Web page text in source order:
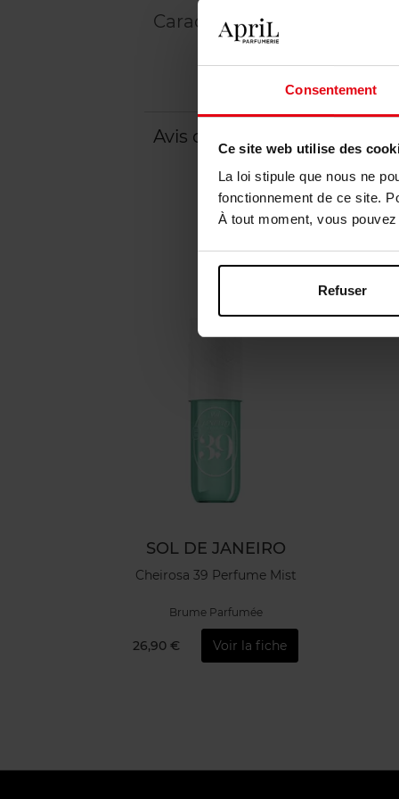
Consentement
Ce site web utilise des
La loi stipule que nous ne
fonctionnement de ce site.
À tout moment, vous
Refuser
Caractéristiques
Avis client
SOL DE JANEIRO
Cheirosa 39 Perfume Mist
Brume Parfumée
26,90 € Voir la fiche